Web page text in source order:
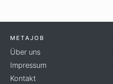
METAJOB
Über uns
Impressum
Kontakt